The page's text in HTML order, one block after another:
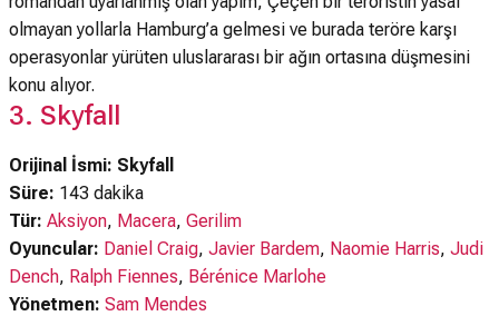
olmayan yollarla Hamburg’a gelmesi ve burada teröre karşı
operasyonlar yürüten uluslararası bir ağın ortasına düşmesini
konu alıyor.
3. Skyfall
Orijinal İsmi: Skyfall
Süre: 143 dakika
Tür: Aksiyon, Macera, Gerilim
Oyuncular: Daniel Craig, Javier Bardem, Naomie Harris, Judi
Dench, Ralph Fiennes, Bérénice Marlohe
Yönetmen: Sam Mendes